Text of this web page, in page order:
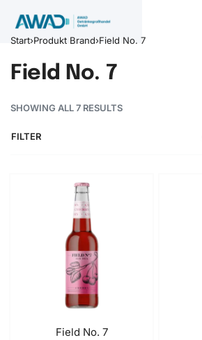
Start›Produkt Brand›Field No. 7
Field No. 7
SHOWING ALL 7 RESULTS
FILTER
Field No. 7